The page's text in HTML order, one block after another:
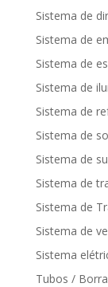
Sistema de
Sistema de
Sistema de
Sistema de
Sistema de
Sistema de
Sistema de
Sistema de
Sistema de
Sistema de
Sistema
Tubos /